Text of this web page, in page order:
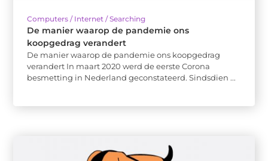
Computers / Internet / Searching
De manier waarop de pandemie ons
koopgedrag verandert
De manier waarop de pandemie ons koopgedrag
verandert In maart 2020 werd de eerste Corona
besmetting in Nederland geconstateerd. Sindsdien ...